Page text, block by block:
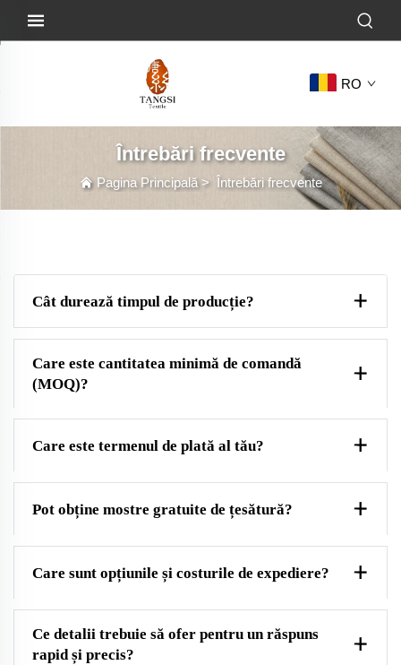
RO
Întrebări frecvente
Pagina Principală> Întrebări frecvente
Cât durează timpul de producție?
Care este cantitatea minimă de comandă
(MOQ)?
Care este termenul de plată al tău?
Pot obține mostre gratuite de țesătură?
Care sunt opțiunile și costurile de expediere?
Ce detalii trebuie să ofer pentru un răspuns
rapid și precis?